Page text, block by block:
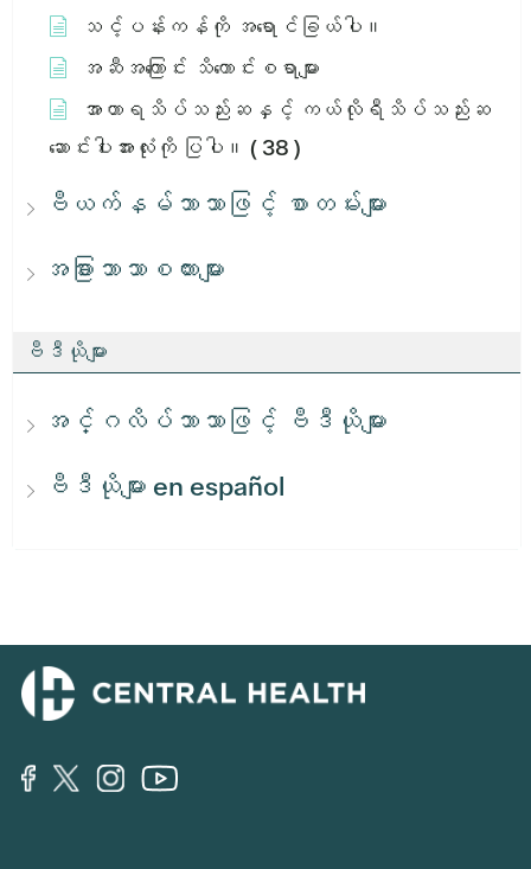
သင့်ပန်းကန်ကို အရောင်ခြယ်ပါ။
အဆီအကြောင်း သိကောင်းစရာများ
အာဟာရသိပ်သည်းဆနှင့် ကယ်လိုရီသိပ်သည်းဆ
ဆောင်းပါးအားလုံးကို ပြပါ။ ( 38 )
ဗီယက်နမ်ဘာသာဖြင့် စာတမ်းများ
အခြားဘာသာစကားများ
ဗီဒီယိုများ
အင်္ဂလိပ်ဘာသာဖြင့် ဗီဒီယိုများ
ဗီဒီယိုများ en español